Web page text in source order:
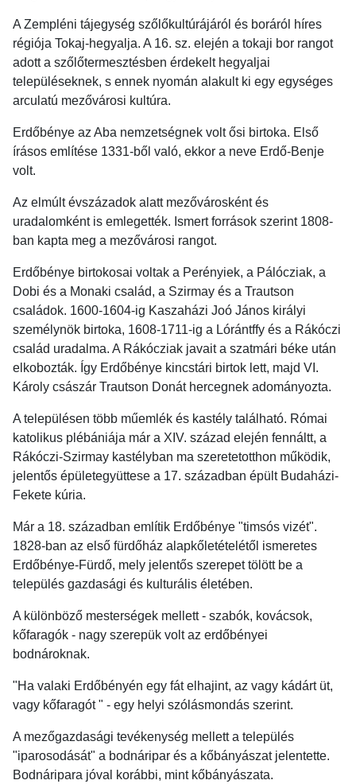
A Zempléni tájegység szőlőkultúrájáról és boráról híres
régiója Tokaj-hegyalja. A 16. sz. elején a tokaji bor rangot
adott a szőlőtermesztésben érdekelt hegyaljai
településeknek, s ennek nyomán alakult ki egy egységes
arculatú mezővárosi kultúra.
Erdőbénye az Aba nemzetségnek volt ősi birtoka. Első
írásos említése 1331-ből való, ekkor a neve Erdő-Benje
volt.
Az elmúlt évszázadok alatt mezővárosként és
uradalomként is emlegették. Ismert források szerint 1808-
ban kapta meg a mezővárosi rangot.
Erdőbénye birtokosai voltak a Perényiek, a Pálócziak, a
Dobi és a Monaki család, a Szirmay és a Trautson
családok. 1600-1604-ig Kaszaházi Joó János királyi
személynök birtoka, 1608-1711-ig a Lórántffy és a Rákóczi
család uradalma. A Rákócziak javait a szatmári béke után
elkobozták. Így Erdőbénye kincstári birtok lett, majd VI.
Károly császár Trautson Donát hercegnek adományozta.
A településen több műemlék és kastély található. Római
katolikus plébániája már a XIV. század elején fennáltt, a
Rákóczi-Szirmay kastélyban ma szeretetotthon működik,
jelentős épületegyüttese a 17. században épült Budaházi-
Fekete kúria.
Már a 18. században említik Erdőbénye "timsós vizét".
1828-ban az első fürdőház alapkőletételétől ismeretes
Erdőbénye-Fürdő, mely jelentős szerepet tölött be a
település gazdasági és kulturális életében.
A különböző mesterségek mellett - szabók, kovácsok,
kőfaragók - nagy szerepük volt az erdőbényei
bodnároknak.
"Ha valaki Erdőbényén egy fát elhajint, az vagy kádárt üt,
vagy kőfaragót " - egy helyi szólásmondás szerint.
A mezőgazdasági tevékenység mellett a település
"iparosodását" a bodnáripar és a kőbányászat jelentette.
Bodnáripara jóval korábbi, mint kőbányászata.